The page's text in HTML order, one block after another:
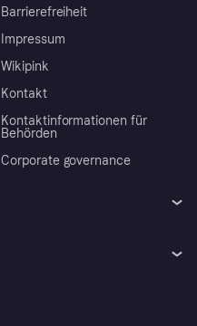
Barrierefreiheit
Impressum
Wikipink
Kontakt
Kontaktinformationen für
Behörden
Corporate governance